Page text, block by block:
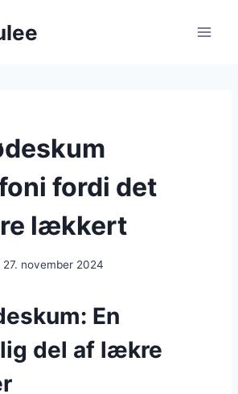
fordi det
lækkert
27. november 2024
En
del af lækre